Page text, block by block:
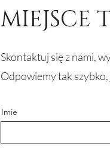
MIEJSCE
Skontaktuj się z nami,
Odpowiemy tak
Imie